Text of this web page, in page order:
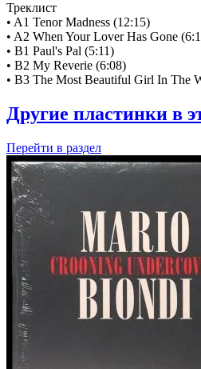
Треклист
• A1 Tenor Madness (12:15)
• A2 When Your Lover Has Gone
• B1 Paul's Pal (5:11)
• B2 My Reverie (6:08)
• B3 The Most Beautiful Girl In The
Другие пластинки в
Перейти в раздел